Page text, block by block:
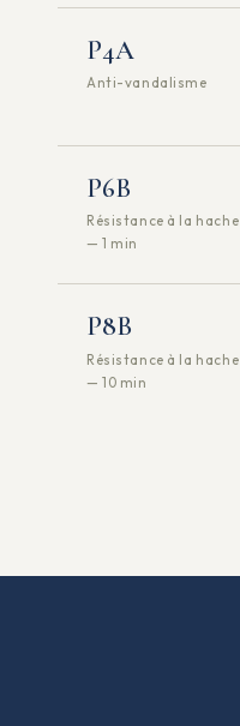
P4A
Anti-vandalisme
P6B
Résistance à la hache
— 1 min
P8B
Résistance à la hache
— 10 min